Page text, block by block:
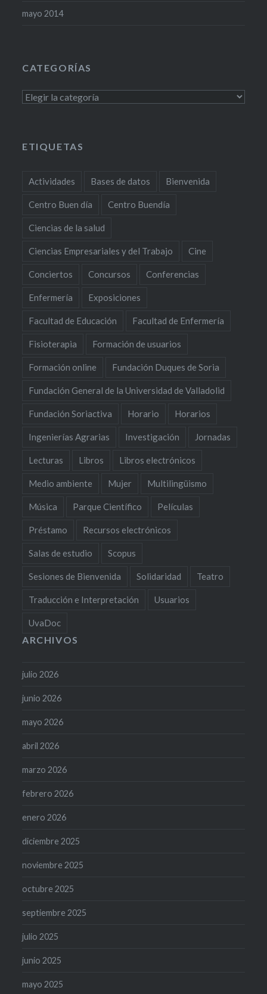
mayo 2014
CATEGORÍAS
Categorías
ETIQUETAS
Actividades Bases de datos Bienvenida
Centro Buen día Centro Buendía
Ciencias de la salud
Ciencias Empresariales y del Trabajo Cine
Conciertos Concursos Conferencias
Enfermería Exposiciones
Facultad de Educación Facultad de Enfermería
Fisioterapia Formación de usuarios
Formación online Fundación Duques de Soria
Fundación General de la Universidad de Valladolid
Fundación Soriactiva Horario Horarios
Ingenierías Agrarias Investigación Jornadas
Lecturas Libros Libros electrónicos
Medio ambiente Mujer Multilingüismo
Música Parque Científico Películas
Préstamo Recursos electrónicos
Salas de estudio Scopus
Sesiones de Bienvenida Solidaridad Teatro
Traducción e Interpretación Usuarios
UvaDoc
ARCHIVOS
julio 2026
junio 2026
mayo 2026
abril 2026
marzo 2026
febrero 2026
enero 2026
diciembre 2025
noviembre 2025
octubre 2025
septiembre 2025
julio 2025
junio 2025
mayo 2025